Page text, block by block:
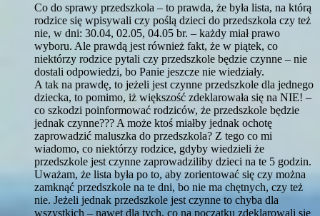
Co do sprawy przedszkola – to prawda, że była lista, na którą
rodzice się wpisywali czy poślą dzieci do przedszkola czy też
nie, w dni: 30.04, 02.05, 04.05 br. – każdy miał prawo
wyboru. Ale prawdą jest również fakt, że w piątek, co
niektórzy rodzice pytali czy przedszkole będzie czynne – nie
dostali odpowiedzi, bo Panie jeszcze nie wiedziały.
A tak na prawdę, to jeżeli jest czynne przedszkole dla jednego
dziecka, to pomimo, iż większość zdeklarowała się na NIE! –
co szkodzi poinformować rodziców, że przedszkole będzie
jednak czynne??? A może ktoś miałby jednak ochotę
zaprowadzić maluszka do przedszkola? Z tego co mi
wiadomo, co niektórzy rodzice, gdyby wiedzieli że
przedszkole jest czynne zaprowadziliby dzieci na te 5 godzin.
Uważam, że lista była po to, aby zorientować się czy można
zamknąć przedszkole na te dni, bo nie ma chętnych, czy też
nie. Jeżeli jednak przedszkole jest czynne to chyba dla
wszystkich – nawet dla tych, co na początku zdeklarowali się